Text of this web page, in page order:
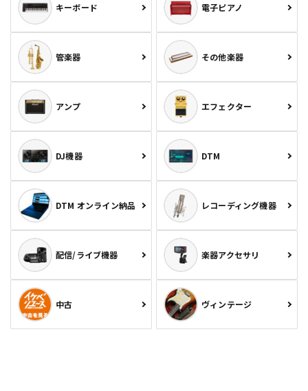
キーボード 電子ピアノ
管楽器 その他楽器
アンプ エフェクター
DJ機器 DTM
DTM オンライン納品 レコーディング機器
配信/ライブ機器 楽器アクセサリ
中古 ヴィンテージ